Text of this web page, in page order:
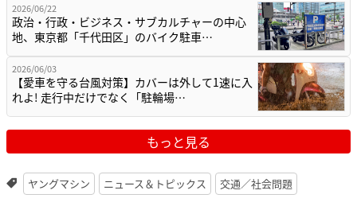
2026/06/22
政治・行政・ビジネス・サブカルチャーの中心
地、東京都「千代田区」のバイク駐車…
2026/06/03
【愛車を守る台風対策】カバーは外して1速に入
れよ! 走行中だけでなく「駐輪場…
もっと見る
ヤングマシン ニュース＆トピックス 交通／社会問題